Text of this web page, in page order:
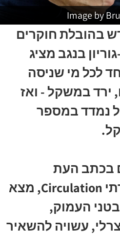
בהובלת חוקרים
בנגב מציג
לכל מי שניסה
ירד במשקל - ואז
נמדד במספר
בכתב העת
הקרדיולוגי היוקרתי Circulation, מצא
העמוק,
עשויה להשאיר